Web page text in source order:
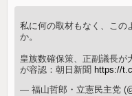
私に何の取材もなく、この
か。
皇族数確保策、正副議長
が容認：朝日新聞 https://
— 福山哲郎・立憲民主党